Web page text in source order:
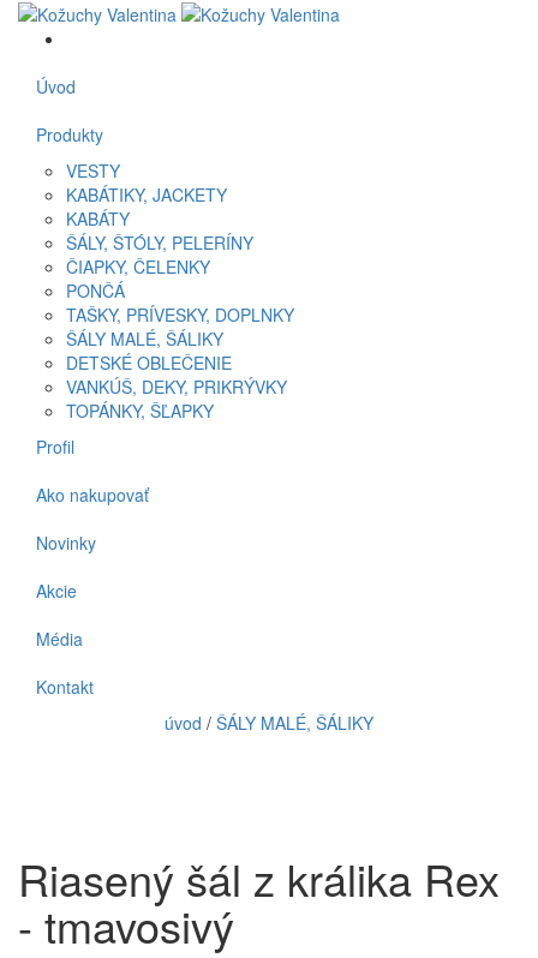
Úvod
Produkty
VESTY
KABÁTIKY, JACKETY
KABÁTY
ŠÁLY, ŠTÓLY, PELERÍNY
ČIAPKY, ČELENKY
PONČÁ
TAŠKY, PRÍVESKY, DOPLNKY
ŠÁLY MALÉ, ŠÁLIKY
DETSKÉ OBLEČENIE
VANKÚŠ, DEKY, PRIKRÝVKY
TOPÁNKY, ŠĽAPKY
Profil
Ako nakupovať
Novinky
Akcie
Média
Kontakt
úvod / ŠÁLY MALÉ, ŠÁLIKY
Riasený šál z králika Rex
- tmavosivý